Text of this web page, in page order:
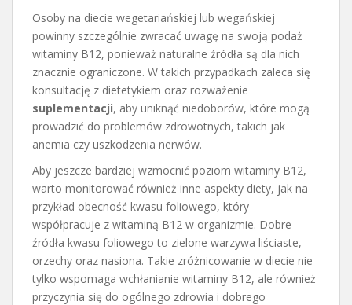
Osoby na diecie wegetariańskiej lub wegańskiej
powinny szczególnie zwracać uwagę na swoją podaż
witaminy B12, ponieważ naturalne źródła są dla nich
znacznie ograniczone. W takich przypadkach zaleca się
konsultację z dietetykiem oraz rozważenie
suplementacji, aby uniknąć niedoborów, które mogą
prowadzić do problemów zdrowotnych, takich jak
anemia czy uszkodzenia nerwów.
Aby jeszcze bardziej wzmocnić poziom witaminy B12,
warto monitorować również inne aspekty diety, jak na
przykład obecność kwasu foliowego, który
współpracuje z witaminą B12 w organizmie. Dobre
źródła kwasu foliowego to zielone warzywa liściaste,
orzechy oraz nasiona. Takie zróżnicowanie w diecie nie
tylko wspomaga wchłanianie witaminy B12, ale również
przyczynia się do ogólnego zdrowia i dobrego